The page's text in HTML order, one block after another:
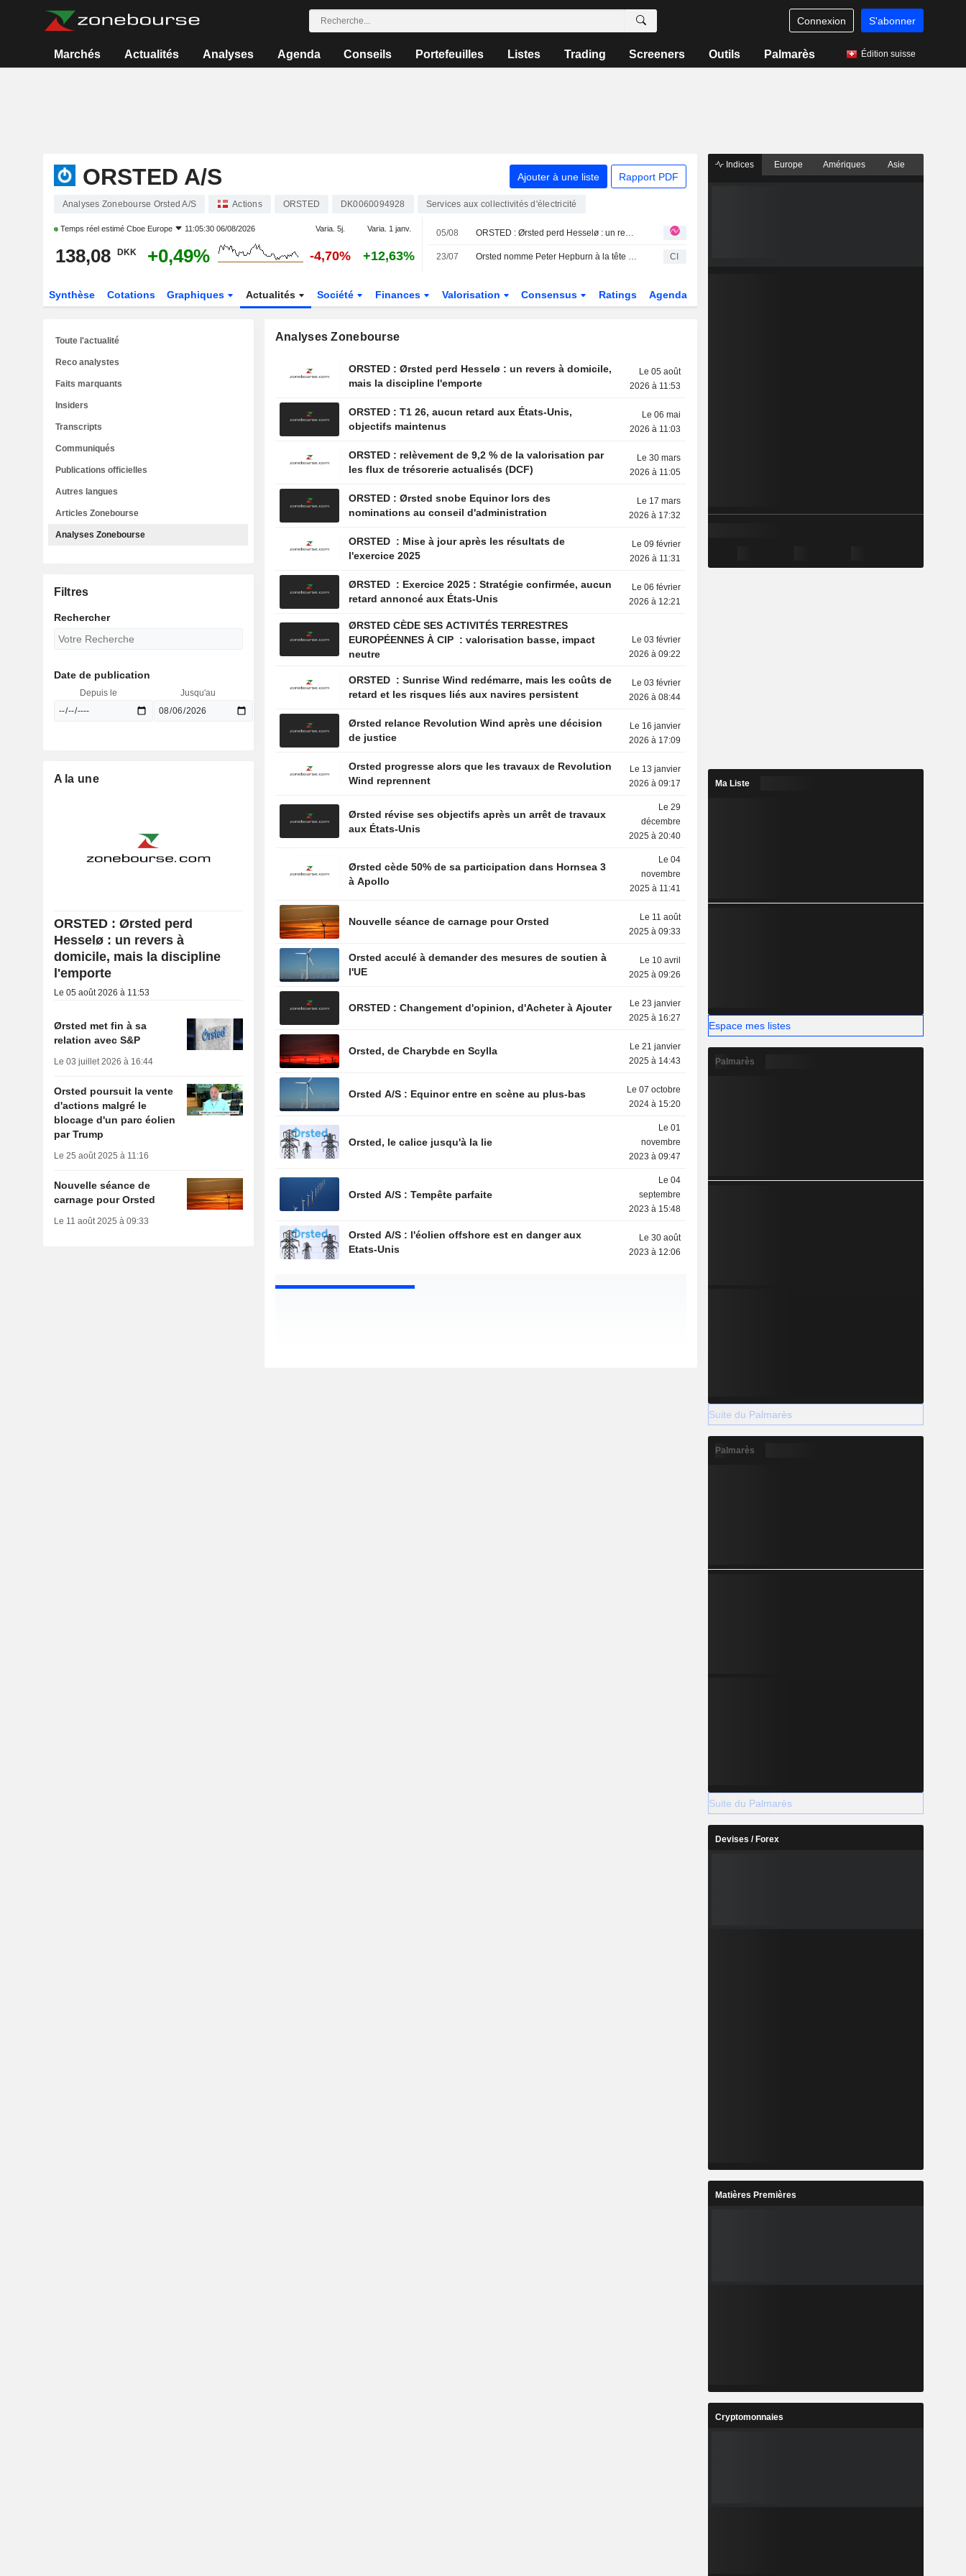
Connexion S'abonner
Marchés Actualités Analyses Agenda Conseils Portefeuilles Listes Trading Screeners Outils Palmarès Édition suisse
ORSTED A/S Ajouter à une liste Rapport PDF
Analyses Zonebourse Orsted A/S Actions ORSTED DK0060094928 Services aux collectivités d'électricité
Temps réel estimé Cboe Europe 11:05:30 06/08/2026 Varia. 5j. Varia. 1 janv.
138,08 DKK +0,49% -4,70% +12,63%
05/08 ORSTED : Ørsted perd Hesselø : un revers à domicile, mais la discipline l'emporte
23/07 Orsted nomme Peter Hepburn à la tête de sa division Production au Royaume-Uni à compter du 1er octobre 2026 CI
Synthèse Cotations Graphiques Actualités Société Finances Valorisation Consensus Ratings Agenda
Analyses Zonebourse
ORSTED : Ørsted perd Hesselø : un revers à domicile,
mais la discipline l'emporte
Le 05 août
2026 à 11:53
ORSTED : T1 26, aucun retard aux États-Unis,
objectifs maintenus
Le 06 mai
2026 à 11:03
ORSTED : relèvement de 9,2 % de la valorisation par
les flux de trésorerie actualisés (DCF)
Le 30 mars
2026 à 11:05
ORSTED : Ørsted snobe Equinor lors des
nominations au conseil d'administration
Le 17 mars
2026 à 17:32
ORSTED : Mise à jour après les résultats de
l'exercice 2025
Le 09 février
2026 à 11:31
ØRSTED : Exercice 2025 : Stratégie confirmée, aucun
retard annoncé aux États-Unis
Le 06 février
2026 à 12:21
ØRSTED CÈDE SES ACTIVITÉS TERRESTRES
EUROPÉENNES À CIP : valorisation basse, impact
neutre
Le 03 février
2026 à 09:22
ORSTED : Sunrise Wind redémarre, mais les coûts de
retard et les risques liés aux navires persistent
Le 03 février
2026 à 08:44
Ørsted relance Revolution Wind après une décision
de justice
Le 16 janvier
2026 à 17:09
Orsted progresse alors que les travaux de Revolution
Wind reprennent
Le 13 janvier
2026 à 09:17
Ørsted révise ses objectifs après un arrêt de travaux
aux États-Unis
Le 29
décembre
2025 à 20:40
Ørsted cède 50% de sa participation dans Hornsea 3
à Apollo
Le 04
novembre
2025 à 11:41
Nouvelle séance de carnage pour Orsted
Le 11 août
2025 à 09:33
Orsted acculé à demander des mesures de soutien à
l'UE
Le 10 avril
2025 à 09:26
ORSTED : Changement d'opinion, d'Acheter à Ajouter
Le 23 janvier
2025 à 16:27
Orsted, de Charybde en Scylla
Le 21 janvier
2025 à 14:43
Orsted A/S : Equinor entre en scène au plus-bas
Le 07 octobre
2024 à 15:20
Orsted, le calice jusqu'à la lie
Le 01
novembre
2023 à 09:47
Orsted A/S : Tempête parfaite
Le 04
septembre
2023 à 15:48
Orsted A/S : l'éolien offshore est en danger aux
Etats-Unis
Le 30 août
2023 à 12:06
Toute l'actualité
Reco analystes
Faits marquants
Insiders
Transcripts
Communiqués
Publications officielles
Autres langues
Articles Zonebourse
Analyses Zonebourse
Filtres
Rechercher
Date de publication
Depuis le Jusqu'au
A la une
ORSTED : Ørsted perd
Hesselø : un revers à
domicile, mais la discipline
l'emporte
Le 05 août 2026 à 11:53
Ørsted met fin à sa
relation avec S&P
Le 03 juillet 2026 à 16:44
Orsted poursuit la vente
d'actions malgré le
blocage d'un parc éolien
par Trump
Le 25 août 2025 à 11:16
Nouvelle séance de
carnage pour Orsted
Le 11 août 2025 à 09:33
Indices Europe Amériques Asie
Ma Liste
Espace mes listes
Palmarès
Suite du Palmarès
Palmarès
Suite du Palmarès
Devises / Forex
Matières Premières
Cryptomonnaies